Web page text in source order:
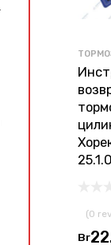
(0
Br